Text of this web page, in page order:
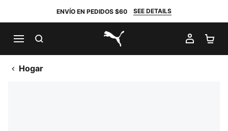
ENVÍO EN PEDIDOS $60 SEE DETAILS
PUMA.com
MI
Hogar